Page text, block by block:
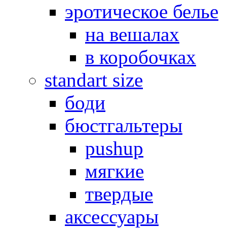
эротическое белье
на вешалах
в коробочках
standart size
боди
бюстгальтеры
pushup
мягкие
твердые
аксессуары